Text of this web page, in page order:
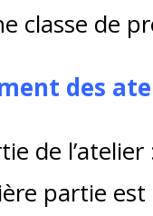
classe de
des
de l’atelier
partie